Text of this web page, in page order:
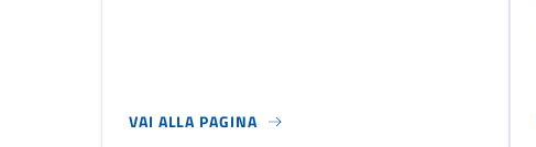
VAI ALLA PAGINA